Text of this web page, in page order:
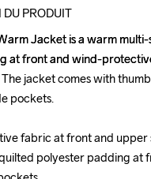
DU PRODUIT
Jacket is a warm
at front and wind-
jacket comes with
pockets.
fabric at front and upper
polyester padding at
Jacket is a warm
at front and wind-
jacket comes with
pockets.
fabric at front and upper
polyester padding at